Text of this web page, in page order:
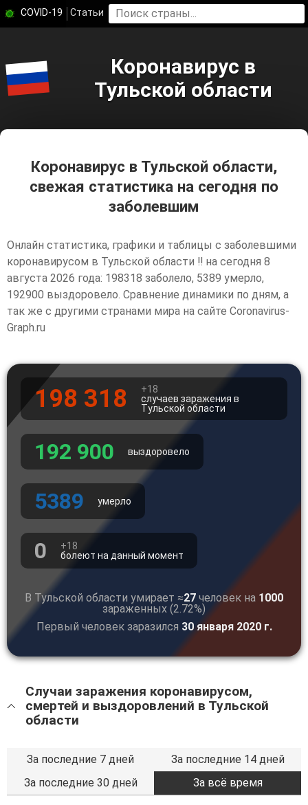
COVID-19 Статьи
Коронавирус в
Тульской области
Коронавирус в Тульской области,
свежая статистика на сегодня по
заболевшим
Онлайн статистика, графики и таблицы с заболевшими
коронавирусом в Тульской области ‼️ на сегодня 8
августа 2026 года: 198318 заболело, 5389 умерло,
192900 выздоровело. Сравнение динамики по дням, а
так же с другими странами мира на сайте Coronavirus-
Graph.ru
198 318
+18
случаев заражения в
Тульской области
192 900 выздоровело
5389 умерло
0
+18
болеют на данный момент
В Тульской области умирает ≈27 человек на 1000
зараженных (2.72%)
Первый человек заразился 30 января 2020 г.
Случаи заражения коронавирусом,
смертей и выздоровлений в Тульской
области
За последние 7 дней
За последние 14 дней
За последние 30 дней
За всё время